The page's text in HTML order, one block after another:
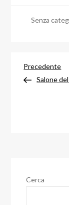
Senza
Articolo
precedente
Precedente
Salone
Cerca